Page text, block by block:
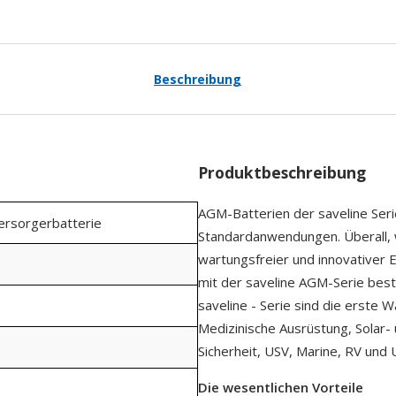
Beschreibung
Produktbeschreibung
AGM-Batterien der saveline
Standardanwendungen.
wartungsfreier und innovativer
mit der saveline AGM-Serie
saveline - Serie sind die erste
Medizinische Ausrüstung,
Sicherheit, USV, Marine, RV und
Die wesentlichen Vorteile